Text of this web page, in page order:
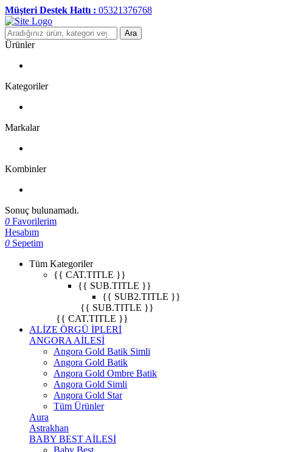
Müşteri Destek Hattı : 05321376768
Ara
Ürünler
Kategoriler
Markalar
Kombinler
Sonuç bulunamadı.
0 Favorilerim
Hesabım
0 Sepetim
Tüm Kategoriler
{{ CAT.TITLE }}
{{ SUB.TITLE }}
{{ SUB2.TITLE }}
{{ SUB.TITLE }}
{{ CAT.TITLE }}
ALİZE ÖRGÜ İPLERİ
ANGORA AİLESİ
Angora Gold Batik Simli
Angora Gold Batik
Angora Gold Ombre Batik
Angora Gold Simli
Angora Gold Star
Tüm Ürünler
Aura
Astrakhan
BABY BEST AİLESİ
Baby Best